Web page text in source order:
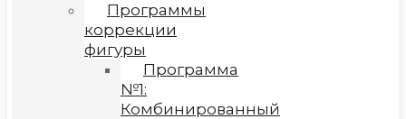
Программы
коррекции
фигуры
Программа
№1:
Комбинированный